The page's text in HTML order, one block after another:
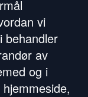
vi
behandler
av
og i